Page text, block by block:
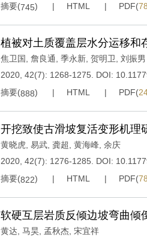
摘要(745) HTML PDF(
植被对土质覆盖层水分运移和
焦卫国 詹良通 季永新 贺明卫
刘振男
2020, 42(7): 1268-1275.
DOI:
摘要(888) HTML PDF(
开挖致使古滑坡复活变形机理
黄晓虎 易武 龚超 黄海峰 余庆
2020, 42(7): 1276-1285.
DOI:
摘要(822) HTML PDF(
软硬互层岩质反倾边坡弯曲倾
黄达 马昊 孟秋杰 宋宜祥